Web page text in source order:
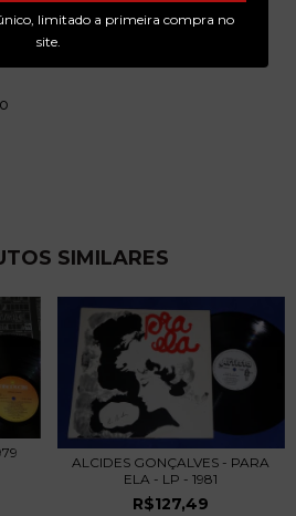
limitado a primeira compra no
site.
SIMILARES
ALCIDES GONÇALVES - PARA
ELA - LP - 1981
R$127,49